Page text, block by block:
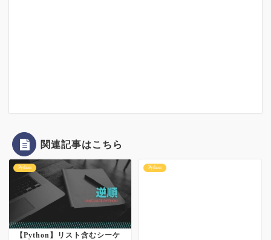
関連記事はこちら
Python
【Python】リスト含むシーケ
Python